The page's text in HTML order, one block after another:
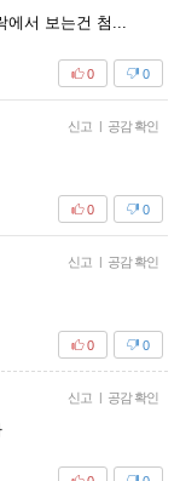
에서 보는건 첨...
0
0
신고 | 공감 확인
0
0
신고 | 공감 확인
0
0
신고 | 공감 확인